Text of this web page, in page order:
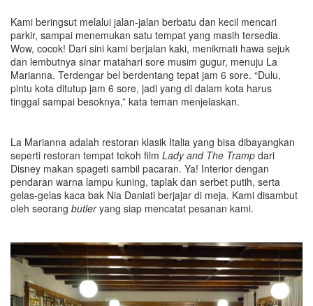
Kami beringsut melalui jalan-jalan berbatu dan kecil mencari
parkir, sampai menemukan satu tempat yang masih tersedia.
Wow, cocok! Dari sini kami berjalan kaki, menikmati hawa sejuk
dan lembutnya sinar matahari sore musim gugur, menuju La
Marianna. Terdengar bel berdentang tepat jam 6 sore. “Dulu,
pintu kota ditutup jam 6 sore, jadi yang di dalam kota harus
tinggal sampai besoknya,” kata teman menjelaskan.
La Marianna adalah restoran klasik Italia yang bisa dibayangkan
seperti restoran tempat tokoh film Lady and The Tramp dari
Disney makan spageti sambil pacaran. Ya! Interior dengan
pendaran warna lampu kuning, taplak dan serbet putih, serta
gelas-gelas kaca bak Nia Daniati berjajar di meja. Kami disambut
oleh seorang butleryang siap mencatat pesanan kami.